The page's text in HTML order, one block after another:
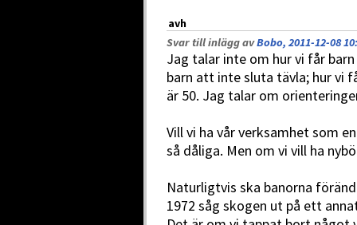
avh
Svar till inlägg avBobo, 2011-12-08
Jag talar inte om hur vi får
barn att inte sluta tävla; hur vi
är 50. Jag talar om
Vill vi ha vår verksamhet som
så dåliga. Men om vi vill ha
Naturligtvis ska banorna
1972 såg skogen ut på ett